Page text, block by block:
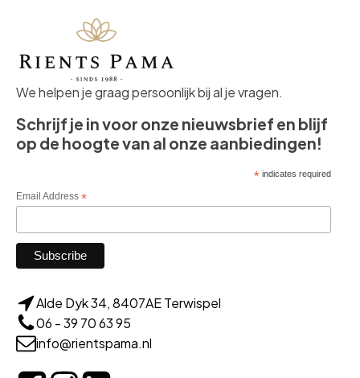
We helpen je graag persoonlijk bij al je vragen.
Schrijf je in voor onze nieuwsbrief en blijf
op de hoogte van al onze aanbiedingen!
*indicates required
Email Address *
Alde Dyk 34, 8407AE Terwispel
06 - 39 70 63 95
info@rientspama.nl